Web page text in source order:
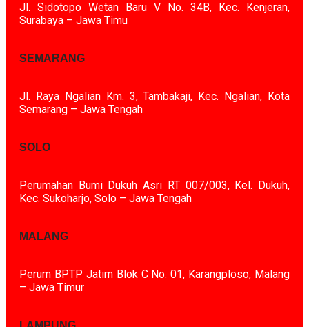
Jl. Sidotopo Wetan Baru V No. 34B, Kec. Kenjeran,
Surabaya – Jawa Timu
SEMARANG
Jl. Raya Ngalian Km. 3, Tambakaji, Kec. Ngalian, Kota
Semarang – Jawa Tengah
SOLO
Perumahan Bumi Dukuh Asri RT 007/003, Kel. Dukuh,
Kec. Sukoharjo, Solo – Jawa Tengah
MALANG
Perum BPTP Jatim Blok C No. 01, Karangploso, Malang
– Jawa Timur